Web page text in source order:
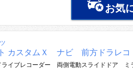
お気
カスタムＸ ナビ 前方ドラレコ
イブレコーダー 両側電動スライドドア ミ